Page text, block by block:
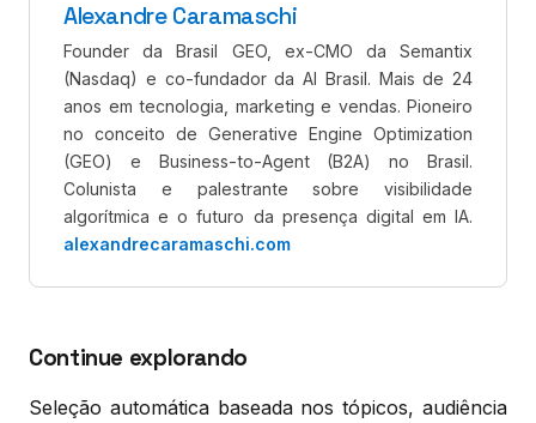
Alexandre Caramaschi
Founder da Brasil GEO, ex-CMO da Semantix
(Nasdaq) e co-fundador da AI Brasil. Mais de 24
anos em tecnologia, marketing e vendas. Pioneiro
no conceito de Generative Engine Optimization
(GEO) e Business-to-Agent (B2A) no Brasil.
Colunista e palestrante sobre visibilidade
algorítmica e o futuro da presença digital em IA.
alexandrecaramaschi.com
Continue explorando
Seleção automática baseada nos tópicos, audiência